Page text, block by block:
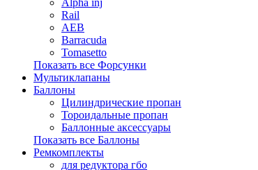
Alpha inj
Rail
AEB
Barracuda
Tomasetto
Показать все Форсунки
Мультиклапаны
Баллоны
Цилиндрические пропан
Тороидальные пропан
Баллонные аксессуары
Показать все Баллоны
Ремкомплекты
для редуктора гбо